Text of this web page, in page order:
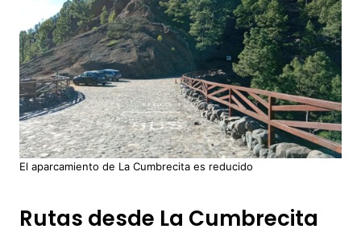
El aparcamiento de La Cumbrecita es reducido
Rutas desde La Cumbrecita